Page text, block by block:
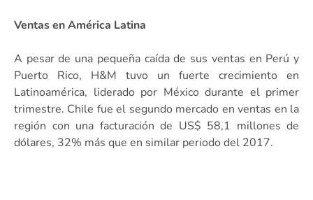
Ventas en América Latina
A pesar de una pequeña caída de sus ventas en Perú y
Puerto Rico, H&M tuvo un fuerte crecimiento en
Latinoamérica, liderado por México durante el primer
trimestre. Chile fue el segundo mercado en ventas en la
región con una facturación de US$ 58,1 millones de
dólares, 32% más que en similar periodo del 2017.